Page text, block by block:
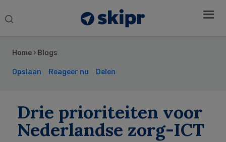
Search
Home › Blogs
Opslaan Reageer nu Delen
Drie prioriteiten voor
Nederlandse zorg-ICT
Sidebar